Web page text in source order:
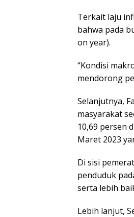
Terkait laju
bahwa pada
on year).
“Kondisi
mendorong
Selanjutnya,
masyarakat
10,69 persen
Maret 2023
Di sisi
penduduk
serta lebih
Lebih lanjut,